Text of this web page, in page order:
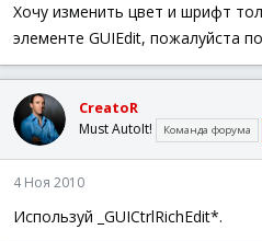
а
Хочу изменить цвет и шрифт
элементе GUIEdit, пожалуйста
CreatoR
Must AutoIt! Команда форума
4 Ноя 2010
Используй _GUICtrlRichEdit*.